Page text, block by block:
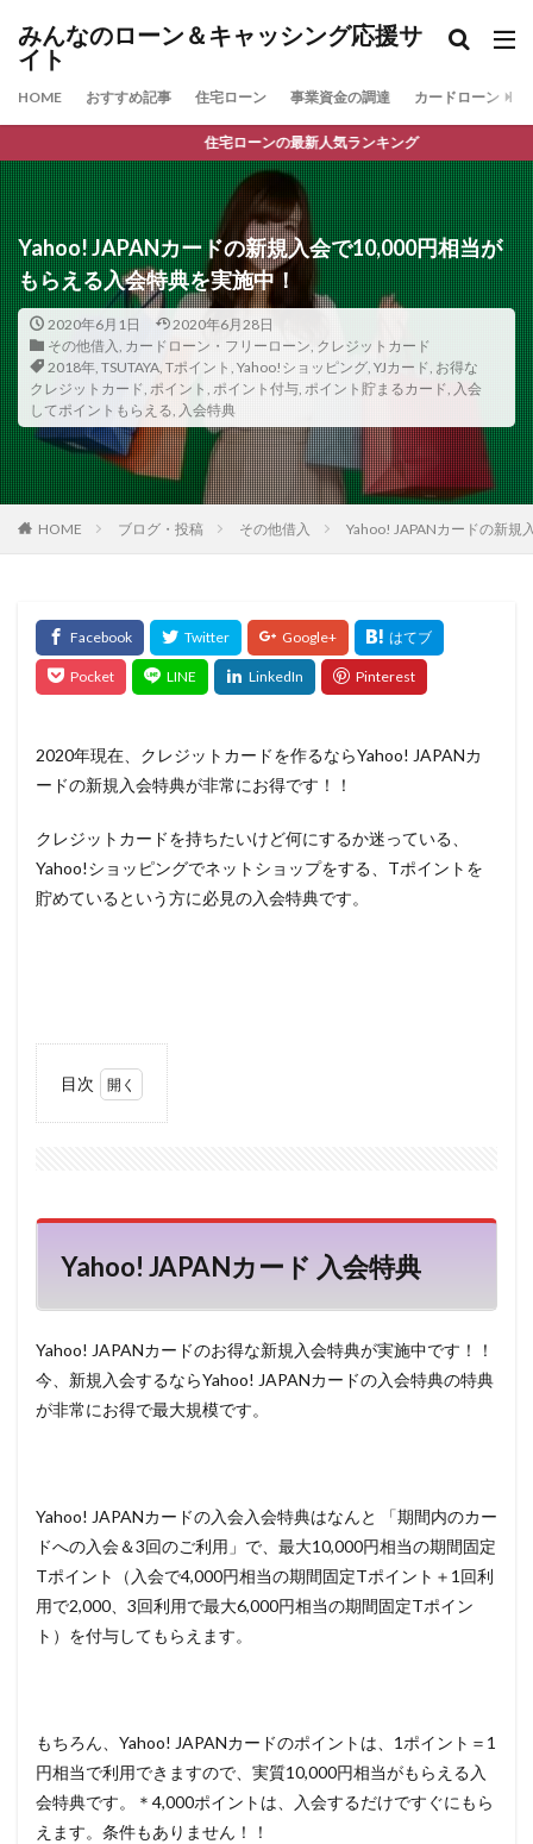
みんなのローン＆キャッシング応援サ
イト
HOME おすすめ記事 住宅ローン 事業資金の調達 カードローン
住宅ローンの最新人気ランキング
Yahoo! JAPANカードの新規入会で10,000円相当が
もらえる入会特典を実施中！
2020年6月1日
2020年6月28日
その他借入, カードローン・フリーローン, クレジットカード
2018年, TSUTAYA, Tポイント , Yahoo!ショッピング, YJカード, お得な
クレジットカード, ポイント , ポイント付与, ポイント貯まるカード, 入会
してポイントもらえる, 入会特典
HOME ブログ・投稿 その他借入 Yahoo! JAPANカードの新規
2020年現在、クレジットカードを作るならYahoo! JAPANカ
ードの新規入会特典が非常にお得です！！
クレジットカードを持ちたいけど何にするか迷っている、
Yahoo!ショッピングでネットショップをする、Tポイントを
貯めているという方に必見の入会特典です。
目次
典
2
らえ
る条
件
の申込
方法
4
Yahoo!
カード
Tポ
イン
トが
貯ま
る機
Yahoo! JAPANカード 入会特典
Yahoo! JAPANカードのお得な新規入会特典が実施中です！！
今、新規入会するならYahoo! JAPANカードの入会特典の特典
が非常にお得で最大規模です。
Yahoo! JAPANカードの入会入会特典はなんと 「期間内のカー
ドへの入会＆3回のご利用」で、最大10,000円相当の期間固定
Tポイント（入会で4,000円相当の期間固定Tポイント＋1回利
用で2,000、3回利用で最大6,000円相当の期間固定Tポイン
ト）を付与してもらえます。
もちろん、Yahoo! JAPANカードのポイントは、1ポイント＝1
円相当で利用できますので、実質10,000円相当がもらえる入
会特典です。＊4,000ポイントは、入会するだけですぐにもら
えます。条件もありません！！